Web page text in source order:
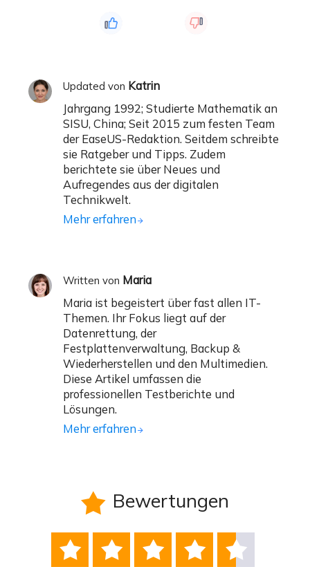
Updated von Katrin
Jahrgang 1992; Studierte Mathematik an
SISU, China; Seit 2015 zum festen Team
der EaseUS-Redaktion. Seitdem schreibte
sie Ratgeber und Tipps. Zudem
berichtete sie über Neues und
Aufregendes aus der digitalen
Technikwelt.
Mehr erfahren
Written von Maria
Maria ist begeistert über fast allen IT-
Themen. Ihr Fokus liegt auf der
Datenrettung, der
Festplattenverwaltung, Backup &
Wiederherstellen und den Multimedien.
Diese Artikel umfassen die
professionellen Testberichte und
Lösungen.
Mehr erfahren
 Bewertungen
    